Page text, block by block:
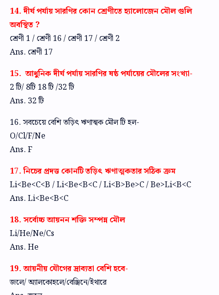
14. দীর্ঘ পর্যায় সারণির কোন শ্রেণীতে হ্যালোজেন মৌল গুলি
অবস্থিত ?
শ্রেণী 1 / শ্রেণী 16 / শ্রেণী 17 / শ্রেণী 2
Ans. শ্রেণী 17
15. আধুনিক দীর্ঘ পর্যায় সারণির ষষ্ঠ পর্যায়ের মৌলের সংখ্যা-
2 টি/ 8টি 18 টি /32 টি
Ans. 32 টি
16. সবচেয়ে বেশি তড়িৎ ঋণাত্মক মৌল টি হল-
O/Cl/F/Ne
Ans. F
17. নিচের প্রদত্ত কোনটি তড়িৎ ঋণাত্মকতার সঠিক ক্রম
Li<Be<C<B / Li<Be<B<C / Li<B>Be>C / Be>Li<B<C
Ans. Li<Be<B<C
18. সর্বোচ্চ আয়নন শক্তি সম্পন্ন মৌল
Li/He/Ne/Cs
Ans. He
19. আয়নীয় যৌগের দ্রাব্যতা বেশি হবে-
জলে/ অ্যালকোহলে/বেঞ্জিনে/ইথারে